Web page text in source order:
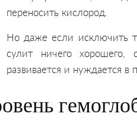
переносить кислород.
Но даже если исключить
сулит ничего хорошего,
развивается и нуждается в